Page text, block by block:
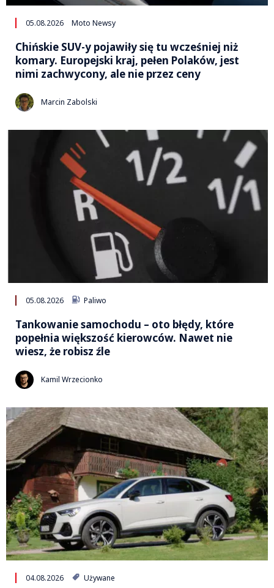
05.08.2026 Moto Newsy
Chińskie SUV-y pojawiły się tu wcześniej niż
komary. Europejski kraj, pełen Polaków, jest
nimi zachwycony, ale nie przez ceny
Marcin Zabolski
05.08.2026 Paliwo
Tankowanie samochodu – oto błędy, które
popełnia większość kierowców. Nawet nie
wiesz, że robisz źle
Kamil Wrzecionko
04.08.2026 Używane